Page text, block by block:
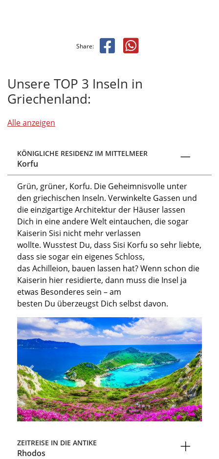
Share:
Unsere TOP 3 Inseln in
Griechenland:
Alle anzeigen
KÖNIGLICHE RESIDENZ IM MITTELMEER
Korfu
Grün, grüner, Korfu. Die Geheimnisvolle unter
den griechischen Inseln. Verwinkelte Gassen und
die einzigartige Architektur der Häuser lassen
Dich in eine andere Welt eintauchen, die sogar
Kaiserin Sisi nicht mehr verlassen
wollte. Wusstest Du, dass Sisi Korfu so sehr liebte,
dass sie sogar ein eigenes Schloss,
das Achilleion, bauen lassen hat? Wenn schon die
Kaiserin hier residierte, dann muss die Insel ja
etwas Besonderes sein – am
besten Du überzeugst Dich selbst davon.
Previous Next
ZEITREISE IN DIE ANTIKE
Rhodos